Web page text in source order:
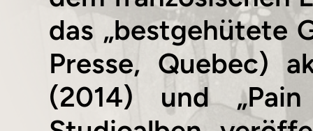
das „bestgehütete
Presse, Quebec)
(2014) und